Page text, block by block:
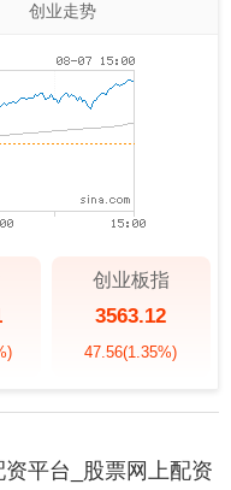
创业走势
创业板指
3563.12
47.56(1.35%)
平台_股票网上配资